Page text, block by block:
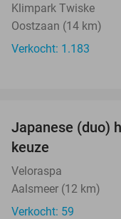
Klimpark Twiske
Oostzaan (14 km)
Verkocht: 1.183
Japanese (duo)
keuze
Veloraspa
Aalsmeer (12 km)
Verkocht: 59